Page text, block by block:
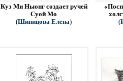
Куэ Ми Ныонг создает ручей
Суой Мо
(Шипицова Елена)
(